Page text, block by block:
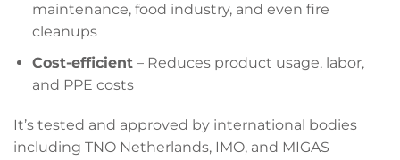
maintenance, food industry, and even fire
cleanups
Cost-efficient– Reduces product usage, labor,
and PPE costs
It’s tested and approved by international bodies
including TNO Netherlands, IMO, and MIGAS